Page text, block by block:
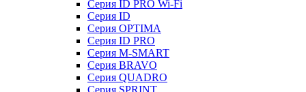
Серия ID PRO Wi-Fi
Серия ID
Серия OPTIMA
Серия ID PRO
Серия M-SMART
Серия BRAVO
Серия QUADRO
Серия SPRINT